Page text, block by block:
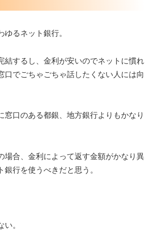
ゆるネット銀行。
結するし、金利が安いのでネットに慣れ
口でごちゃごちゃ話したくない人には向
窓口のある都銀、地方銀行よりもかなり
場合、金利によって返す金額がかなり異
銀行を使うべきだと思う。
い。